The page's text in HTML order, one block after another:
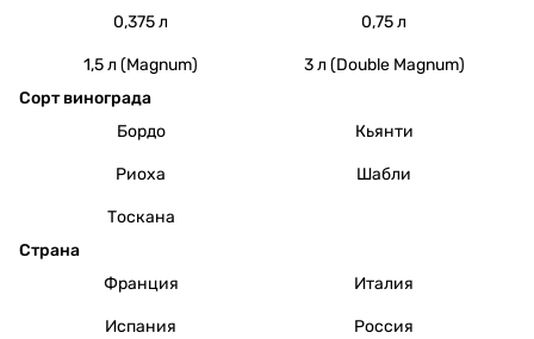
0,375 л
0,75 л
1,5 л (Magnum)
3 л (Double Magnum)
Сорт винограда
Бордо
Кьянти
Риоха Шабли
Тоскана
Страна
Франция
Италия
Испания Россия